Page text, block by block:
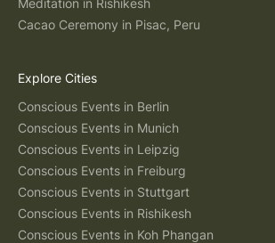
Meditation in Rishikesh
Cacao Ceremony in Pisac, Peru
Explore Cities
Conscious Events in Berlin
Conscious Events in Munich
Conscious Events in Leipzig
Conscious Events in Freiburg
Conscious Events in Stuttgart
Conscious Events in Rishikesh
Conscious Events in Koh Phangan